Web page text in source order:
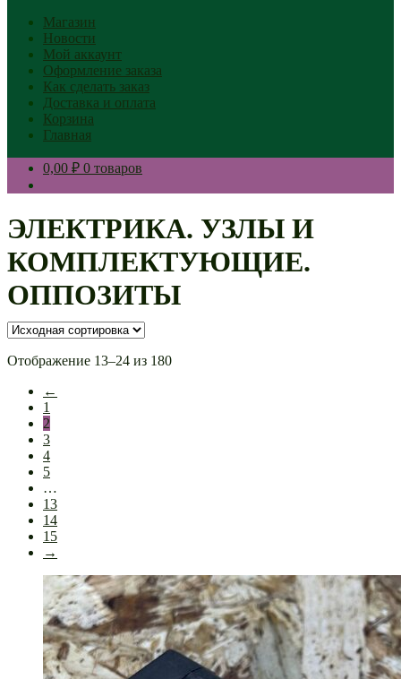
Магазин
Новости
Мой аккаунт
Оформление заказа
Как сделать заказ
Доставка и оплата
Корзина
Главная
0,00 ₽ 0 товаров
ЭЛЕКТРИКА. УЗЛЫ И
КОМПЛЕКТУЮЩИЕ.
ОППОЗИТЫ
Отображение 13–24 из 180
←
1
2
3
4
5
…
13
14
15
→